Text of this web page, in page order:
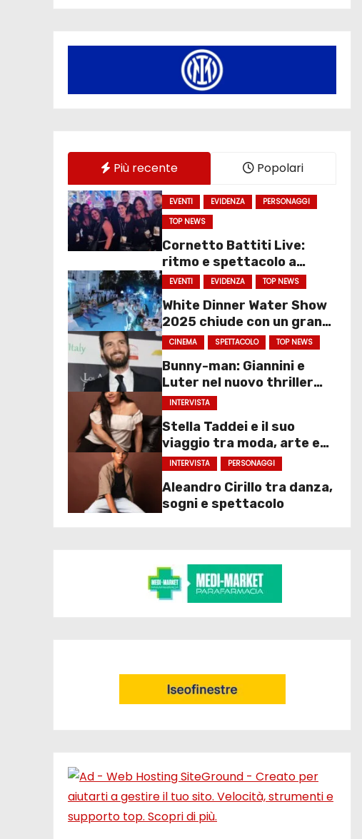
Più recente Popolari
EVENTI EVIDENZA
PERSONAGGI
TOP NEWS
Cornetto Battiti Live:
ritmo e spettacolo a
Molfetta
EVENTI EVIDENZA TOP NEWS
White Dinner Water Show
2025 chiude con un gran
finale
CINEMA SPETTACOLO TOP NEWS
Bunny-man: Giannini e
Luter nel nuovo thriller
sociale
INTERVISTA
Stella Taddei e il suo
viaggio tra moda, arte e
spettacolo
INTERVISTA PERSONAGGI
Aleandro Cirillo tra danza,
sogni e spettacolo